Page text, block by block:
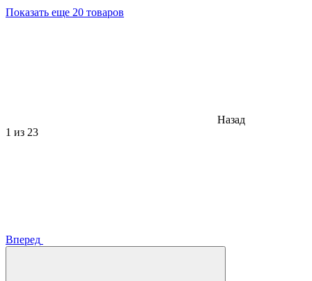
Показать еще 20 товаров
Назад
1 из 23
Вперед